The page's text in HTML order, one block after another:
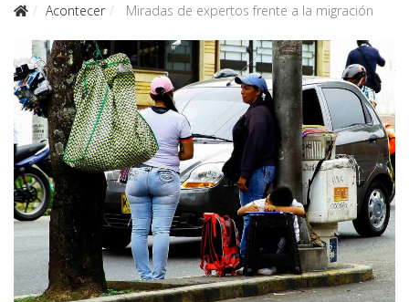
Acontecer Miradas de expertos frente a la migración